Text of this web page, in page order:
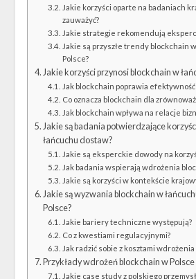
Jakie korzyści oparte na badaniach
zauważyć?
Jakie strategie rekomendują
Jakie są przyszłe trendy blockchain
Polsce?
Jakie korzyści przynosi blockchain w
Jak blockchain poprawia efektywność
Co oznacza blockchain dla
Jak blockchain wpływa na relacje
Jakie są badania potwierdzające
łańcuchu dostaw?
Jakie są eksperckie dowody na
Jak badania wspierają wdrożenia
Jakie są korzyści w kontekście
Jakie są wyzwania blockchain w
Polsce?
Jakie bariery techniczne występują?
Co z kwestiami regulacyjnymi?
Jak radzić sobie z kosztami
Przykłady wdrożeń blockchain w Polsce
Jakie case study z polskiego